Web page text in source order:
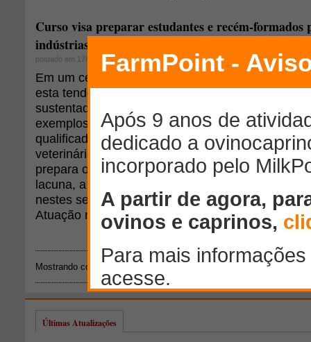
Curso visa preparar estudantes e recém-formados
indústrias do mercado pet e agronegócio
postado em 17/08/2015
Em um cenário de desemprego crescente,
esta tendência. O mercado pet, que apresenta
sustentado já há alguns anos e setor
exemplos. Existe uma demanda crescente por
qualificados nestas áreas, mas no caso dos
veterinária isso é um problema, já que a maioria
prepara o estudante para esse tipo de atuação.
lacuna, a Quiron Comunicação e Conteúdo,
nestes setores há 13 anos, idealizou o Curso
Atuação na Indústria Veterinária e Agronegócio.
Mostrando conteúdos: 1 - 2 de 2 para "quiron comunicacao"
Últimas Atualizações